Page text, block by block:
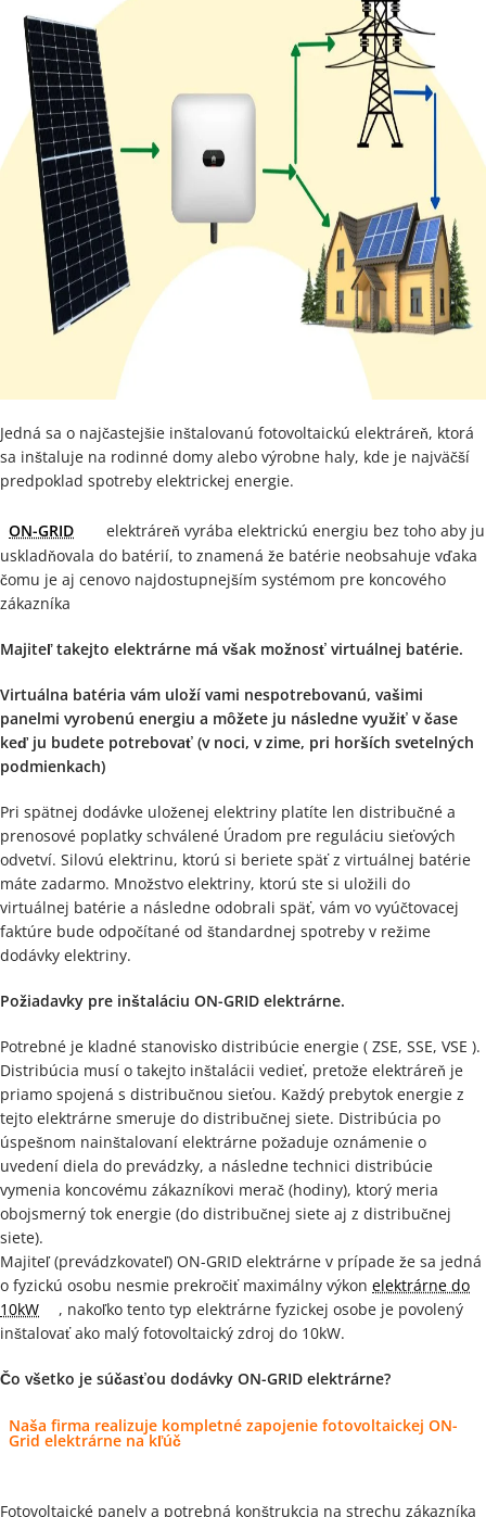
Jedná sa o najčastejšie inštalovanú fotovoltaickú elektráreň, ktorá
sa inštaluje na rodinné domy alebo výrobne haly, kde je najväčší
predpoklad spotreby elektrickej energie.
ON-GRID
elektráreň vyrába elektrickú energiu bez toho aby ju
uskladňovala do batérií, to znamená že batérie neobsahuje vďaka
čomu je aj cenovo najdostupnejším systémom pre koncového
zákazníka
Majiteľ takejto elektrárne má však možnosť virtuálnej batérie.
Virtuálna batéria vám uloží vami nespotrebovanú, vašimi
panelmi vyrobenú energiu a môžete ju následne využiť v čase
keď ju budete potrebovať (v noci, v zime, pri horších svetelných
podmienkach)
Pri spätnej dodávke uloženej elektriny platíte len distribučné a
prenosové poplatky schválené Úradom pre reguláciu sieťových
odvetví. Silovú elektrinu, ktorú si beriete späť z virtuálnej batérie
máte zadarmo. Množstvo elektriny, ktorú ste si uložili do
virtuálnej batérie a následne odobrali späť, vám vo vyúčtovacej
faktúre bude odpočítané od štandardnej spotreby v režime
dodávky elektriny.
Požiadavky pre inštaláciu ON-GRID elektrárne.
Potrebné je kladné stanovisko distribúcie energie ( ZSE, SSE, VSE ).
Distribúcia musí o takejto inštalácii vedieť, pretože elektráreň je
priamo spojená s distribučnou sieťou. Každý prebytok energie z
tejto elektrárne smeruje do distribučnej siete. Distribúcia po
úspešnom nainštalovaní elektrárne požaduje oznámenie o
uvedení diela do prevádzky, a následne technici distribúcie
vymenia koncovému zákazníkovi merač (hodiny), ktorý meria
obojsmerný tok energie (do distribučnej siete aj z distribučnej
siete).
Majiteľ (prevádzkovateľ) ON-GRID elektrárne v prípade že sa jedná
o fyzickú osobu nesmie prekročiť maximálny výkon elektrárne do
10kW
, nakoľko tento typ elektrárne fyzickej osobe je povolený
inštalovať ako malý fotovoltaický zdroj do 10kW.
Čo všetko je súčasťou dodávky ON-GRID elektrárne?
Naša firma realizuje kompletné zapojenie fotovoltaickej ON-
Grid elektrárne na kľúč
Fotovoltaické panely a potrebná konštrukcia na strechu zákazníka